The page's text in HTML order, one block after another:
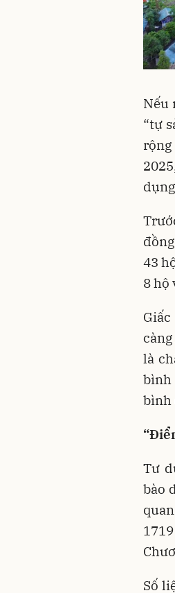
Nếu
“tự
rộng
43
8 hộ
là
bình
bình
Tư
bào
Số